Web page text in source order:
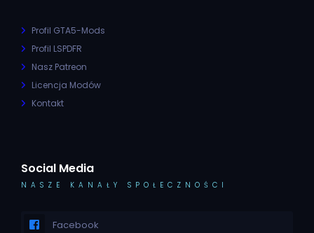
Profil GTA5-Mods
Profil LSPDFR
Nasz Patreon
Licencja Modów
Kontakt
Social Media
NASZE KANAŁY SPOŁECZNOŚCI
Facebook